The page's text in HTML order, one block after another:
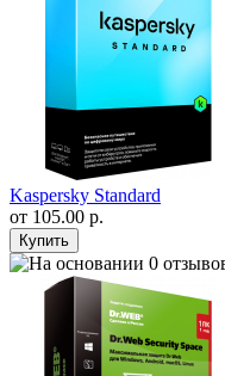
Kaspersky Standard
от 105.00 р.